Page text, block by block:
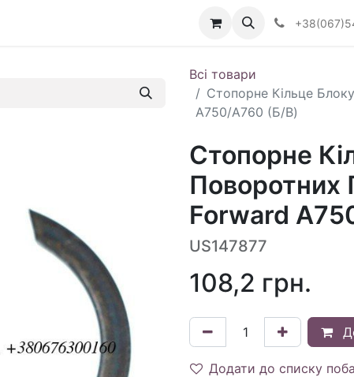
Всі товари
Стопорне Кільце
A750/A760 (Б/В)
Стопорне
Поворотних
Forward
US147877
108,2 грн.
Додати до списку